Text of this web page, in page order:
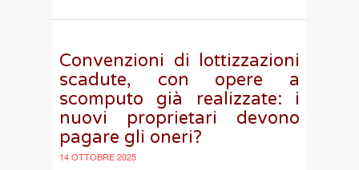
Convenzioni di lottizzazioni
scadute, con opere a
scomputo già realizzate: i
nuovi proprietari devono
pagare gli oneri?
14 OTTOBRE 2025